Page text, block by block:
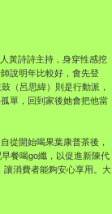
黃詩詩主持，身穿性感挖
說明年比較好，會先登
（呂思緯）則是行動派，
單，回到家後她會把他當
從開始喝果葉康普茶後，
餐喝go纖，以促進新陳代
讓消費者能夠安心享用。大